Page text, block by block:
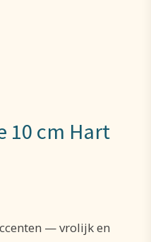
10 cm Hart
— vrolijk en